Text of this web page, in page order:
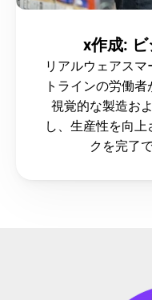
x作成:
リアルウェアス
トラインの労働
視覚的な製造お
し、生産性を向
クを完了